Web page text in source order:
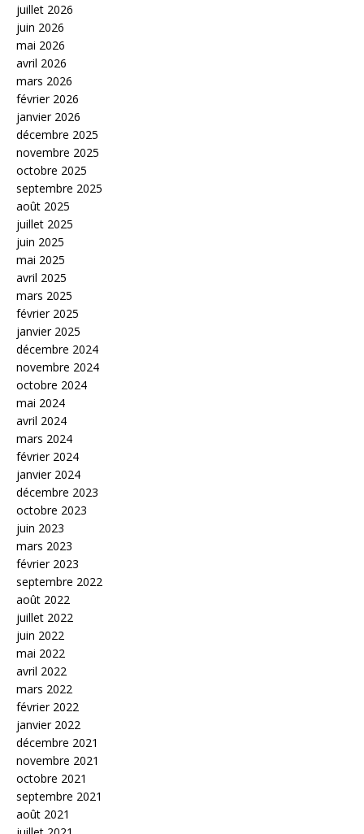
juillet 2026
juin 2026
mai 2026
avril 2026
mars 2026
février 2026
janvier 2026
décembre 2025
novembre 2025
octobre 2025
septembre 2025
août 2025
juillet 2025
juin 2025
mai 2025
avril 2025
mars 2025
février 2025
janvier 2025
décembre 2024
novembre 2024
octobre 2024
mai 2024
avril 2024
mars 2024
février 2024
janvier 2024
décembre 2023
octobre 2023
juin 2023
mars 2023
février 2023
septembre 2022
août 2022
juillet 2022
juin 2022
mai 2022
avril 2022
mars 2022
février 2022
janvier 2022
décembre 2021
novembre 2021
octobre 2021
septembre 2021
août 2021